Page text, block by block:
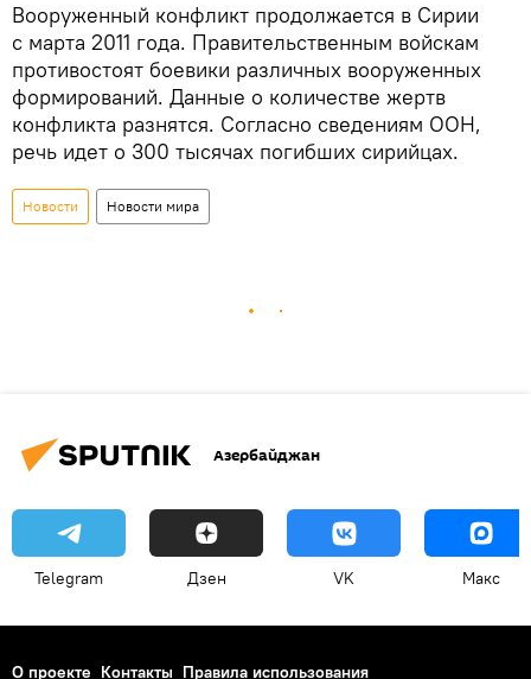
Вооруженный конфликт продолжается в Сирии
с марта 2011 года. Правительственным войскам
противостоят боевики различных вооруженных
формирований. Данные о количестве жертв
конфликта разнятся. Согласно сведениям ООН,
речь идет о 300 тысячах погибших сирийцах.
Новости Новости мира
Азербайджан
Telegram Дзен VK Макс
О проекте Контакты Правила использования